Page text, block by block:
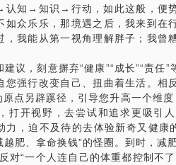
员诉苦：
一天两顿饭，怎么还是越来越胖？
后太饿，一顿饭就全吃回来了，怎
太难做到，或没时间、没场地……（
！
知→知识→行动，如此这般，便
如众乐乐，那境遇之后，我来到在
，我能从第一视角理解胖子；我曾
议，刻意摒弃“健康”“成长”“责任
您强行改变自己、扭曲着生活。相
点另辟蹊径，引导您升高一个维
打开视野，去尝试和追求更吸引
力，迫不及待的去体验新奇又健康
肥、拿命换钱”的怪圈。到时，减
对“一个人连自己的体重都控制不